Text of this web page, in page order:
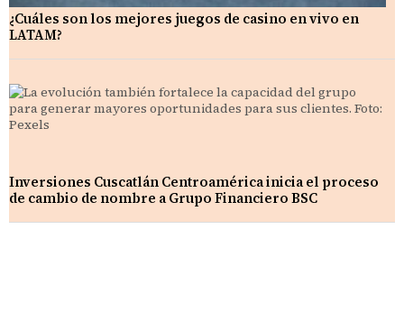
¿Cuáles son los mejores juegos de casino en vivo en
LATAM?
Inversiones Cuscatlán Centroamérica inicia el proceso
de cambio de nombre a Grupo Financiero BSC